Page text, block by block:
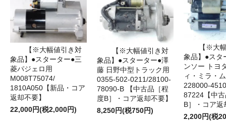
【※大幅値引き対
象品】●スターター●三
菱パジェロ用
M008T75074/
1810A050【新品・コア
返却不要】
22,000円(税2,000円)
【※大幅値引き対
象品】●スターター●澤
藤 日野中型トラック用
0355-502-0211/28100-
78090-B 【中古品［程
度B］・コア返却不要】
8,250円(税750円)
【※大
象品】●スタ
ンソー トヨ
ィ・ミラ・
87224【中
B］・コア返
2,200円(税